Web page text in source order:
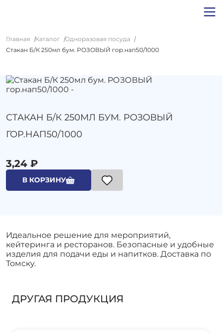
Главная Каталог
Одноразовая посуда
Стакан Б/К 250мл бум. РОЗОВЫЙ гор.нап50/1000
СТАКАН Б/К 250МЛ БУМ. РОЗОВЫЙ
ГОР.НАП50/1000
3,24 ₽
В КОРЗИНУ
Идеальное решение для мероприятий,
кейтеринга и ресторанов. Безопасные и удобные
изделия для подачи еды и напитков. Доставка по
Томску.
ДРУГАЯ ПРОДУКЦИЯ